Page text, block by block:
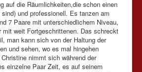
auf die Räumlichkeiten,die schon einen
und professionell. Es tanzen am
7 Paare mit unterschiedlichem Niveau,
mit weit Fortgeschrittenen. Das schreckt
man kann sich von der Haltung der
und sehen, wo es mal hingehen
nimmt sich während der
einzelne Paar Zeit, es auf seinem